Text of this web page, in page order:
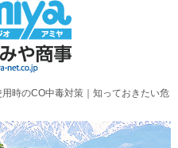
時のCO中毒対策｜知っておきたい危